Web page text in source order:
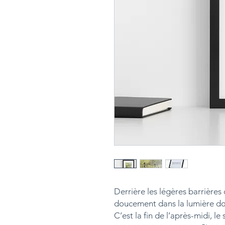
Derrière les légères barrières
doucement dans la lumière
C’est la fin de l’après-midi,